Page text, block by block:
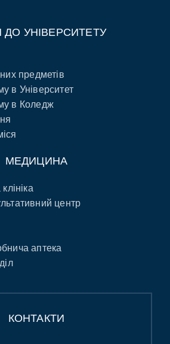
ДО УНІВЕРСИТЕТУ
предметів
в Університет
в Коледж
МЕДИЦИНА
центр
аптека
КОНТАКТИ